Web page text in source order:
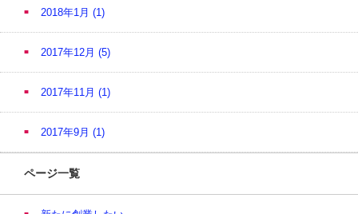
2018年1月 (1)
2017年12月 (5)
2017年11月 (1)
2017年9月 (1)
ページ一覧